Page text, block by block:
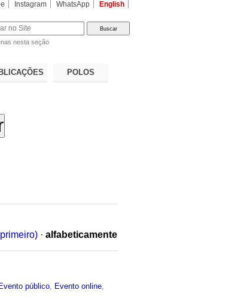
Instagram WhatsApp English
nesta seção
POLOS
· alfabeticamente
Evento público Evento online